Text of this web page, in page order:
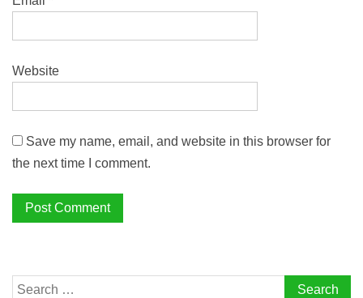
Website
Save my name, email, and website in this browser for
the next time I comment.
Search